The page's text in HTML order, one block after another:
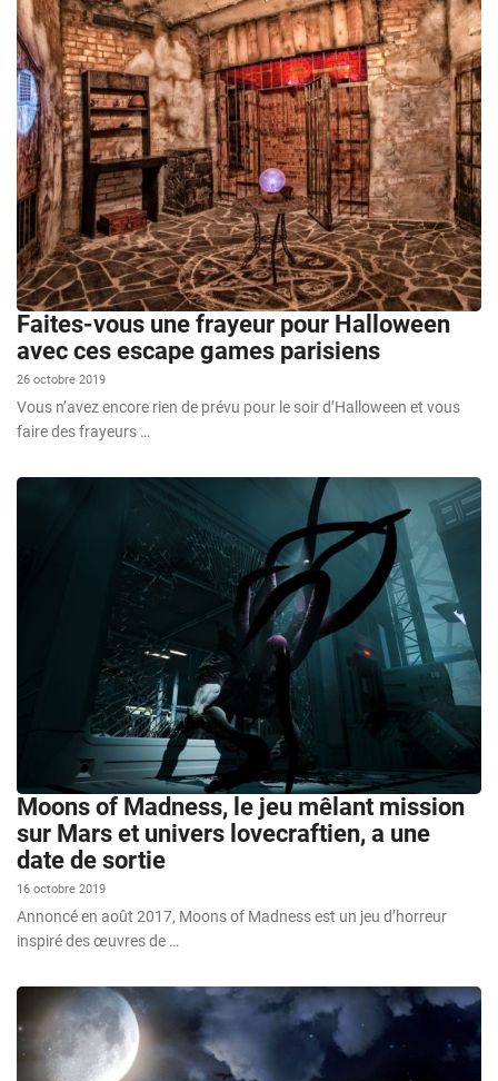
Faites-vous une frayeur pour Halloween
avec ces escape games parisiens
26 octobre 2019
Vous n’avez encore rien de prévu pour le soir d’Halloween et vous
faire des frayeurs …
Moons of Madness, le jeu mêlant mission
sur Mars et univers lovecraftien, a une
date de sortie
16 octobre 2019
Annoncé en août 2017, Moons of Madness est un jeu d’horreur
inspiré des œuvres de …